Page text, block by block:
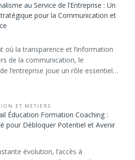
au Service de l’Entreprise : Un
pour la Communication et
où la transparence et l’information
de la communication, le
l’entreprise joue un rôle essentiel…
ET MÉTIERS
Éducation Formation Coaching :
pour Débloquer Potentiel et Avenir
évolution, l’accès à